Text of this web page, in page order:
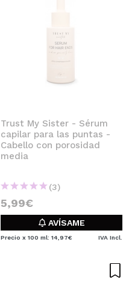
Trust My Sister - Sérum
capilar para las puntas -
Cabello con porosidad
media
(3)
5,99€
AVÍSAME
Precio x 100 ml: 14,97€ IVA Incl.